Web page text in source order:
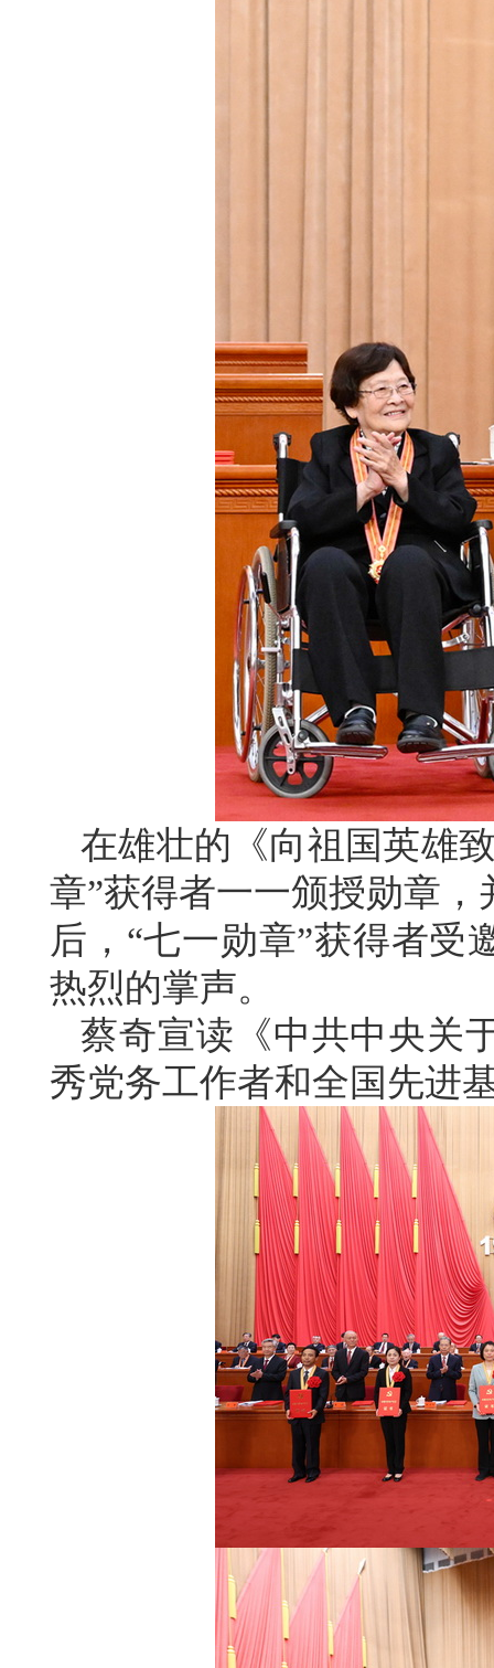
在雄壮的《向祖国英雄
章”获得者一一颁授勋章
后，“七一勋章”获得者受
热烈的掌声。
蔡奇宣读《中共中央关
秀党务工作者和全国先进